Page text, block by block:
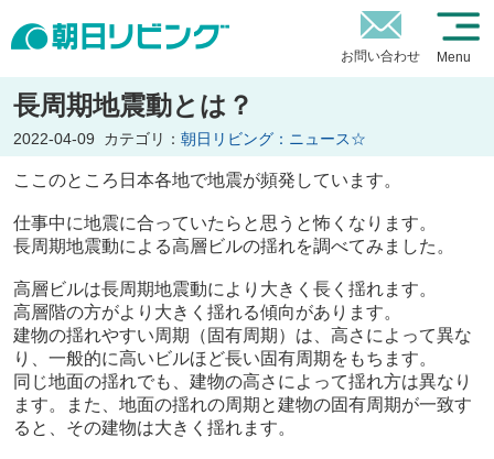
お問い合わせ Menu
長周期地震動とは？
2022-04-09 カテゴリ： 朝日リビング：ニュース☆
ここのところ日本各地で地震が頻発しています。
仕事中に地震に合っていたらと思うと怖くなります。
長周期地震動による高層ビルの揺れを調べてみました。
高層ビルは長周期地震動により大きく長く揺れます。
高層階の方がより大きく揺れる傾向があります。
建物の揺れやすい周期（固有周期）は、高さによって異な
り、一般的に高いビルほど長い固有周期をもちます。
同じ地面の揺れでも、建物の高さによって揺れ方は異なり
ます。また、地面の揺れの周期と建物の固有周期が一致す
ると、その建物は大きく揺れます。